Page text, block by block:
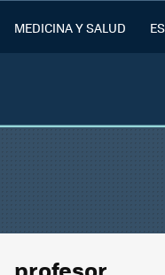
MEDICINA Y SALUD